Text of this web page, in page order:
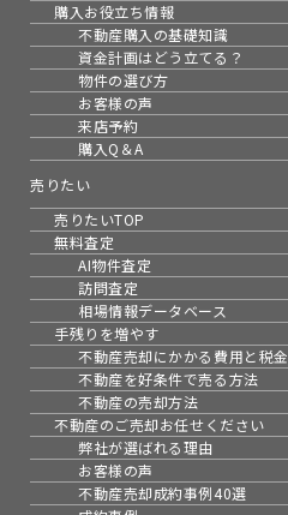
購入お役立ち情報
不動産購入の基礎知識
資金計画はどう立てる？
物件の選び方
お客様の声
来店予約
購入Q＆A
売りたい
売りたいTOP
無料査定
AI物件査定
訪問査定
相場情報データベース
手残りを増やす
不動産売却にかかる費用と税金
不動産を好条件で売る方法
不動産の売却方法
不動産のご売却お任せください
弊社が選ばれる理由
お客様の声
不動産売却成約事例40選